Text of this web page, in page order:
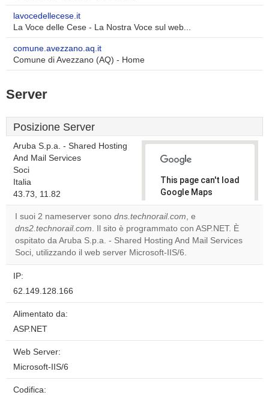
lavocedellecese.it
La Voce delle Cese - La Nostra Voce sul web...
comune.avezzano.aq.it
Comune di Avezzano (AQ) - Home
Server
Posizione Server
Aruba S.p.a. - Shared Hosting
And Mail Services
Soci
Italia
43.73, 11.82
This page can't load
Google Maps
correctly.
Do you
own this
website?
OK
I suoi 2 nameserver sono dns.technorail.com, e
dns2.technorail.com. Il sito è programmato con ASP.NET. È
ospitato da Aruba S.p.a. - Shared Hosting And Mail Services
Soci, utilizzando il web server Microsoft-IIS/6.
IP:
62.149.128.166
Alimentato da:
ASP.NET
Web Server:
Microsoft-IIS/6
Codifica: